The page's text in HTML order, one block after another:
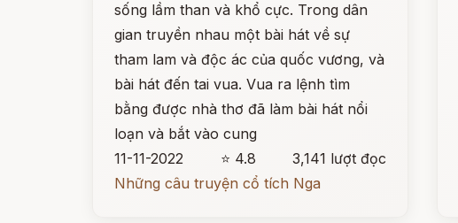
sống lầm than và khổ cực. Trong dân
gian truyền nhau một bài hát về sự
tham lam và độc ác của quốc vương, và
bài hát đến tai vua. Vua ra lệnh tìm
bằng được nhà thơ đã làm bài hát nổi
loạn và bắt vào cung
11-11-2022
⭐ 4.8
3,141 lượt đọc
Những câu truyện cổ tích Nga